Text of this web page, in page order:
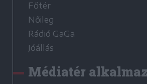
Főtér
Nőileg
Rádió GaGa
Jóállás
Médiatér